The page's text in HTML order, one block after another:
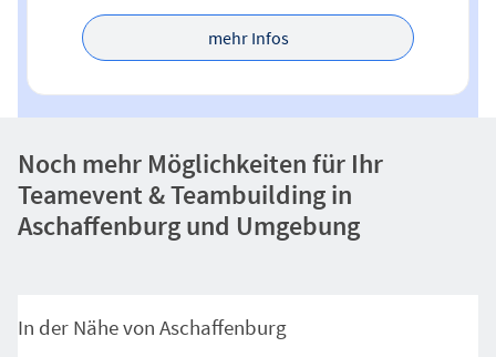
mehr Infos
Noch mehr Möglichkeiten für Ihr
Teamevent & Teambuilding in
Aschaffenburg und Umgebung
In der Nähe von Aschaffenburg